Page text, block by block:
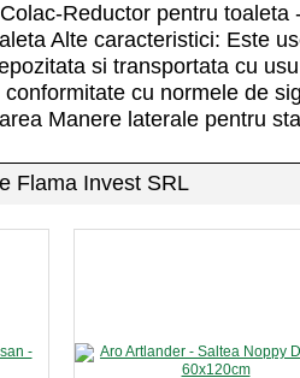
Reductor pentru toaleta
Alte caracteristici: Este
si transportata cu
cu normele de
Manere laterale pentru
Flama Invest SRL